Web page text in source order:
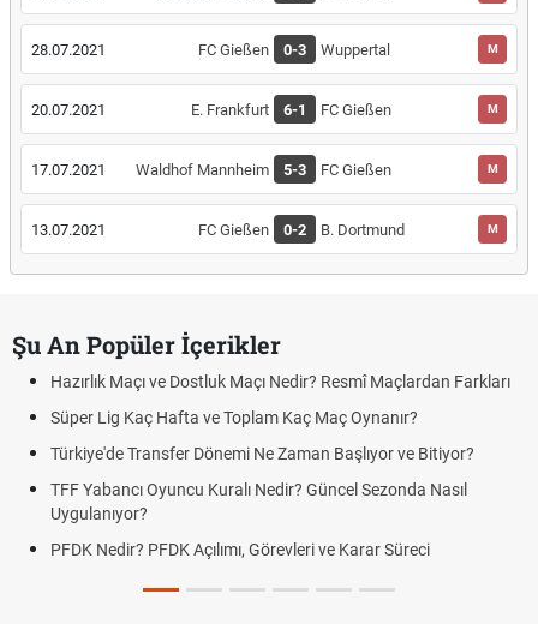
28.07.2021 FC Gießen 0-3 Wuppertal M
20.07.2021 E. Frankfurt 6-1 FC Gießen M
17.07.2021 Waldhof Mannheim 5-3 FC Gießen M
13.07.2021 FC Gießen 0-2 B. Dortmund M
Şu An Popüler İçerikler
Hazırlık Maçı ve Dostluk Maçı Nedir? Resmî Maçlardan Farkları
Süper Lig Kaç Hafta ve Toplam Kaç Maç Oynanır?
Türkiye'de Transfer Dönemi Ne Zaman Başlıyor ve Bitiyor?
TFF Yabancı Oyuncu Kuralı Nedir? Güncel Sezonda Nasıl
Uygulanıyor?
PFDK Nedir? PFDK Açılımı, Görevleri ve Karar Süreci